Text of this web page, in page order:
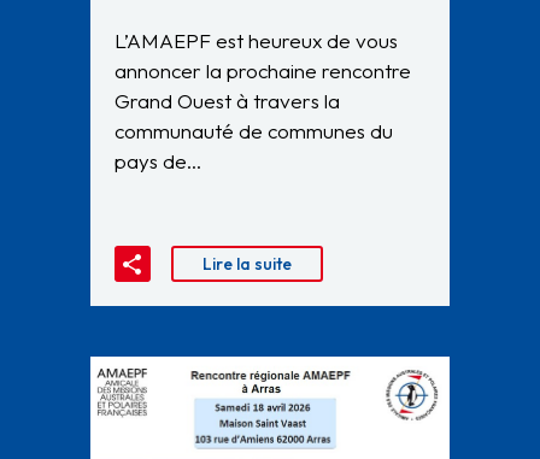
L’AMAEPF est heureux de vous
annoncer la prochaine rencontre
Grand Ouest à travers la
communauté de communes du
pays de…
Lire la suite